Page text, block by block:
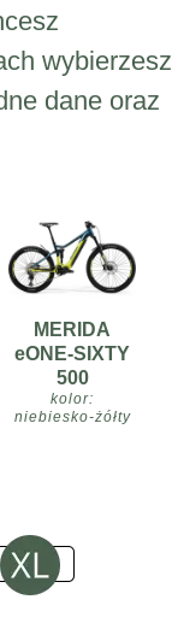
wybierzesz
dane oraz
MERIDA
eONE-SIXTY
500
kolor:
niebiesko-żółty